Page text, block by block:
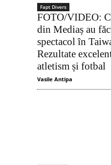
Fapt Divers
FOTO/VIDEO:
din Mediaș au
spectacol în
Rezultate
atletism și fotbal
Vasile Antipa